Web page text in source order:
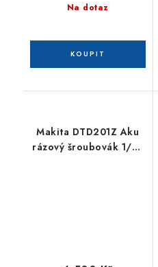
Na dotaz
Makita DTD201Z Aku
rázový šroubovák 1/4"